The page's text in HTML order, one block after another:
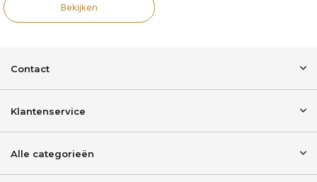
Bekijken
Contact
Klantenservice
Alle categorieën